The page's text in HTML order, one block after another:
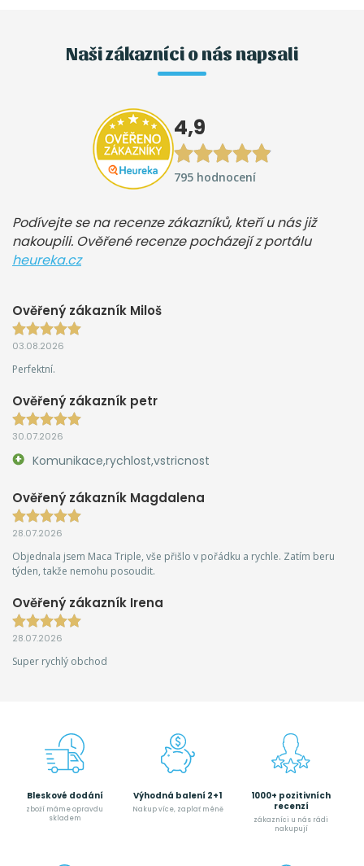
Naši zákazníci o nás napsali
4,9
795 hodnocení
Podívejte se na recenze zákazníků, kteří u nás již
nakoupili. Ověřené recenze pocházejí z portálu
heureka.cz
Ověřený zákazník Miloš
03.08.2026
Perfektní.
Ověřený zákazník petr
30.07.2026
Komunikace,rychlost,vstricnost
Ověřený zákazník Magdalena
28.07.2026
Objednala jsem Maca Triple, vše přišlo v pořádku a rychle. Zatím beru
týden, takže nemohu posoudit.
Ověřený zákazník Irena
28.07.2026
Super rychlý obchod
Bleskové dodání
zboží máme opravdu
skladem
Výhodná balení 2+1
Nakup více, zaplať méně
1000+ pozitivních
recenzí
zákazníci u nás rádi
nakupují